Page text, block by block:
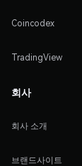
Coincodex
TradingView
회사
회사 소개
브랜드사이트